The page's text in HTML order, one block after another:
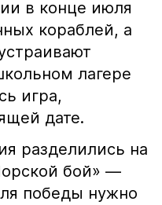
в конце июля
кораблей, а
лагере
игра,
дате.
разделились на
бой» —
победы нужно